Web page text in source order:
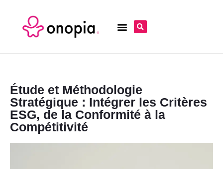
Étude et Méthodologie
Stratégique : Intégrer les Critères
ESG, de la Conformité à la
Compétitivité